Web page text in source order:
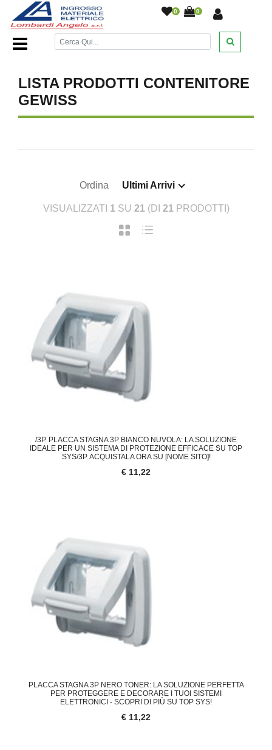
0 0
Home Page/Contenitore da Esteno//
LISTA PRODOTTI CONTENITORE
GEWISS
Ordina Ultimi Arrivi
VISUALIZZATI 1 SU 21 (DI 21 PRODOTTI)
/3P. PLACCA STAGNA 3P BIANCO NUVOLA: LA SOLUZIONE
IDEALE PER UN SISTEMA DI PROTEZIONE EFFICACE SU TOP
SYS/3P. ACQUISTALA ORA SU [NOME SITO]!
€ 11,22
PLACCA STAGNA 3P NERO TONER: LA SOLUZIONE PERFETTA
PER PROTEGGERE E DECORARE I TUOI SISTEMI
ELETTRONICI - SCOPRI DI PIÙ SU TOP SYS!
€ 11,22